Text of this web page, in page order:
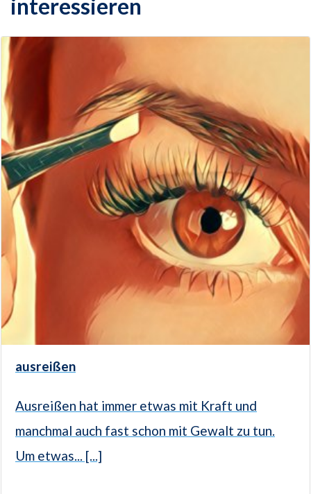
interessieren
ausreißen
Ausreißen hat immer etwas mit Kraft und
manchmal auch fast schon mit Gewalt zu tun.
Um etwas... [...]